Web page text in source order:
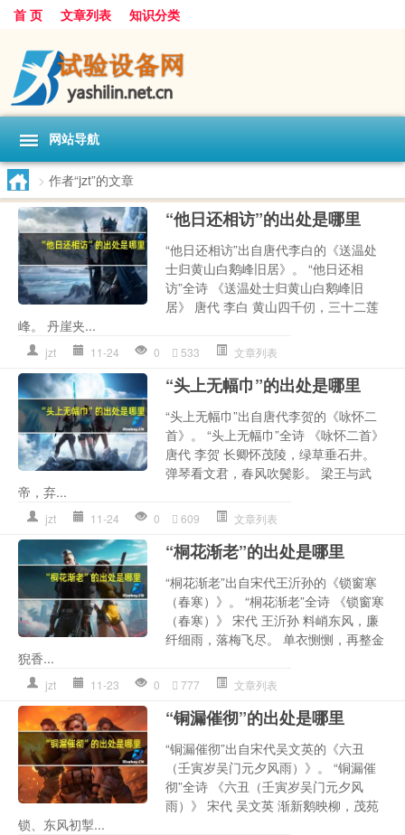
首 页 文章列表 知识分类
网站导航
> 作者“jzt”的文章
“他日还相访”的出处是哪里
“他日还相访”出自唐代李白的《送温处
士归黄山白鹅峰旧居》。 “他日还相
访”全诗 《送温处士归黄山白鹅峰旧
居》 唐代 李白 黄山四千仞，三十二莲
峰。 丹崖夹...
jzt 11-24 0 533 文章列表
“头上无幅巾”的出处是哪里
“头上无幅巾”出自唐代李贺的《咏怀二
首》。 “头上无幅巾”全诗 《咏怀二首》
唐代 李贺 长卿怀茂陵，绿草垂石井。
弹琴看文君，春风吹鬓影。 梁王与武
帝，弃...
jzt 11-24 0 609 文章列表
“桐花渐老”的出处是哪里
“桐花渐老”出自宋代王沂孙的《锁窗寒
（春寒）》。 “桐花渐老”全诗 《锁窗寒
（春寒）》 宋代 王沂孙 料峭东风，廉
纤细雨，落梅飞尽。 单衣恻恻，再整金
猊香...
jzt 11-23 0 777 文章列表
“铜漏催彻”的出处是哪里
“铜漏催彻”出自宋代吴文英的《六丑
（壬寅岁吴门元夕风雨）》。 “铜漏催
彻”全诗 《六丑（壬寅岁吴门元夕风
雨）》 宋代 吴文英 渐新鹅映柳，茂苑
锁、东风初掣...